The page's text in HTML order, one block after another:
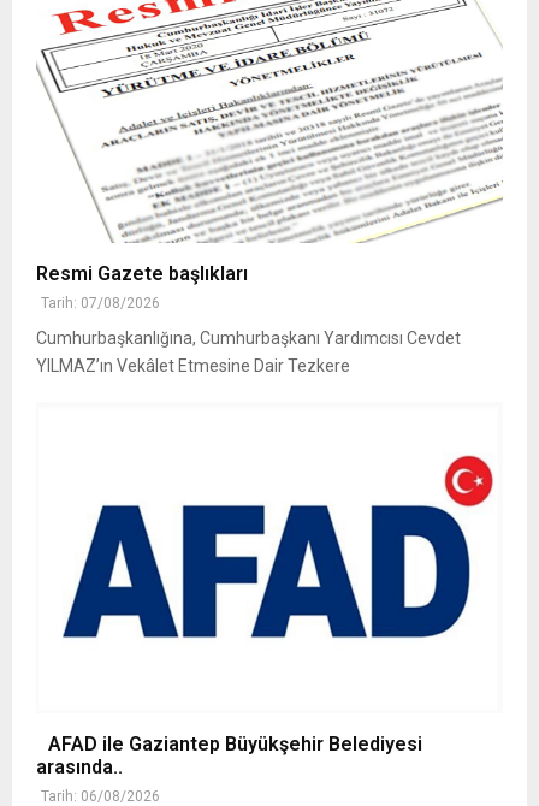
Resmi Gazete başlıkları
Tarih: 07/08/2026
Cumhurbaşkanlığına, Cumhurbaşkanı Yardımcısı Cevdet
YILMAZ’ın Vekâlet Etmesine Dair Tezkere
AFAD ile Gaziantep Büyükşehir Belediyesi
arasında..
Tarih: 06/08/2026